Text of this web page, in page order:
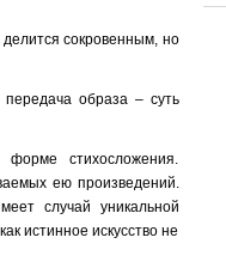
сокровенным, но
образа – суть
стихосложения.
ею произведений.
случай уникальной
истинное искусство не